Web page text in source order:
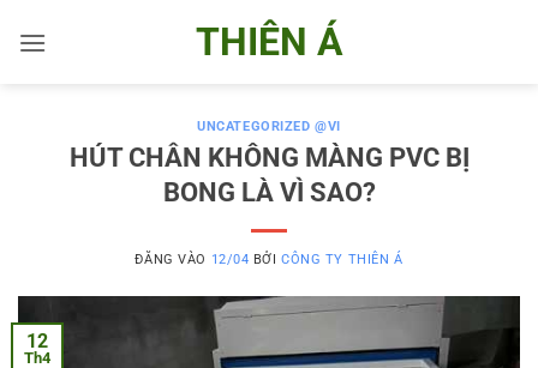
qua
THIÊN Á
UNCATEGORIZED @VI
HÚT CHÂN KHÔNG MÀNG PVC BỊ
BONG LÀ VÌ SAO?
ĐĂNG VÀO 12/04 BỞICÔNG TY THIÊN Á
12
Th4